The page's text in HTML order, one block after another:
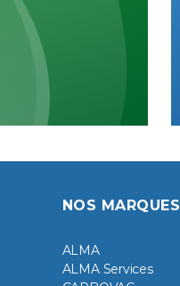
NOS MARQUES
ALMA
ALMA Services